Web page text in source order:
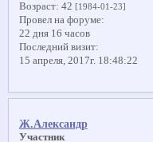
Возраст: 42 [1984-01-23]
Провел на форуме:
22 дня 16 часов
Последний визит:
15 апреля, 2017г. 18:48:22
Ж.Александр
Участник